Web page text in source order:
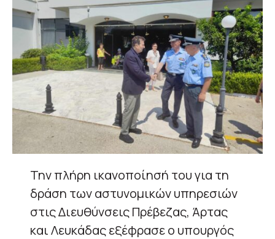
Την πλήρη ικανοποίησή του για τη
δράση των αστυνομικών υπηρεσιών
στις Διευθύνσεις Πρέβεζας, Άρτας
και Λευκάδας εξέφρασε ο υπουργός